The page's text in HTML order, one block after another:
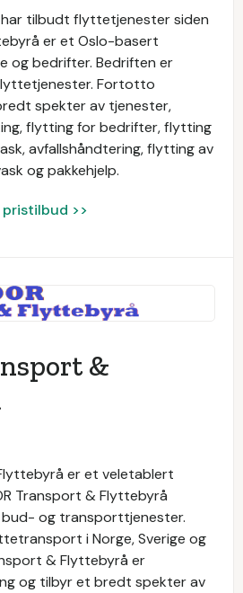
tilbudt flyttetjenester siden
er et Oslo-basert
og bedrifter. Bedriften er
Fortotto
spekter av tjenester,
flytting for bedrifter, flytting
avfallshåndtering, flytting av
og pakkehjelp.
pristilbud >>
&
er et veletablert
Transport & Flyttebyrå
bud- og transporttjenester.
i Norge, Sverige og
& Flyttebyrå er
og tilbyr et bredt spekter av